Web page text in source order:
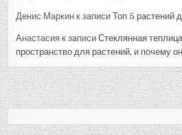
Денис Маркин к записиТоп 5 растений
Анастасия к записиСтеклянная
пространство для растений, и почему